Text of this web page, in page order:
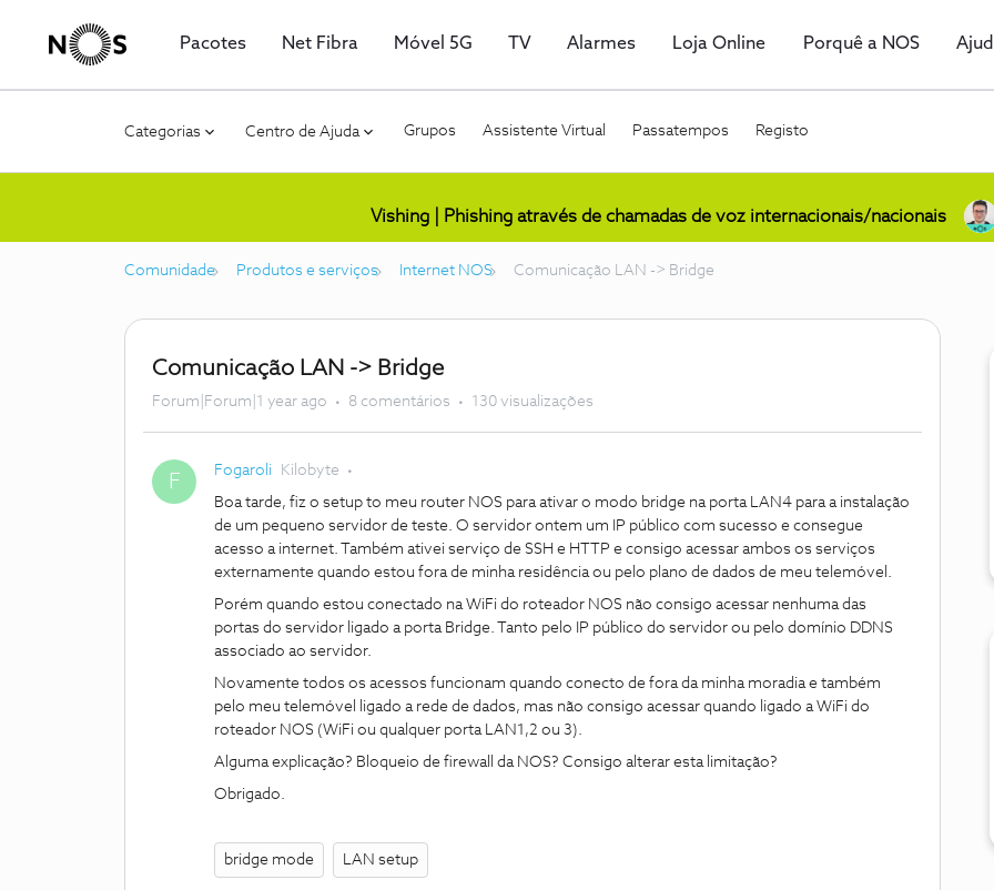
Pacotes Net Fibra Móvel 5G TV Alarmes Loja Online Porquê a NOS
Categorias Centro de Ajuda Grupos Assistente Virtual Passatempos Registo
Vishing | Phishing através de chamadas de voz internacionais/nacionais
Comunidade Produtos e serviços Internet NOS Comunicação LAN -> Bridge
Comunicação LAN -> Bridge
Forum|Forum|1 year ago 8 comentários 130 visualizações
F Fogaroli Kilobyte
Boa tarde, fiz o setup to meu router NOS para ativar o modo bridge na porta LAN4 para a instalação
de um pequeno servidor de teste. O servidor ontem um IP público com sucesso e consegue
acesso a internet. Também ativei serviço de SSH e HTTP e consigo acessar ambos os serviços
externamente quando estou fora de minha residência ou pelo plano de dados de meu telemóvel.
Porém quando estou conectado na WiFi do roteador NOS não consigo acessar nenhuma das
portas do servidor ligado a porta Bridge. Tanto pelo IP público do servidor ou pelo domínio DDNS
associado ao servidor.
Novamente todos os acessos funcionam quando conecto de fora da minha moradia e também
pelo meu telemóvel ligado a rede de dados, mas não consigo acessar quando ligado a WiFi do
roteador NOS (WiFi ou qualquer porta LAN1,2 ou 3).
Alguma explicação? Bloqueio de firewall da NOS? Consigo alterar esta limitação?
Obrigado.
bridge mode LAN setup